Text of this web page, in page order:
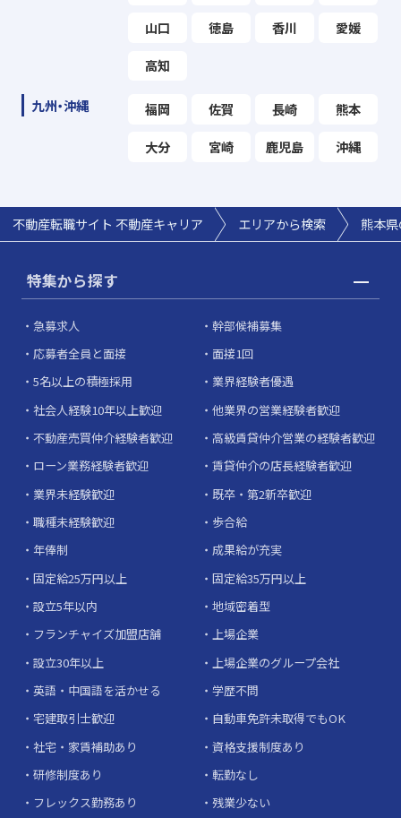
山口 徳島 香川 愛媛
高知
九州・沖縄 福岡 佐賀 長崎 熊本
大分 宮崎 鹿児島 沖縄
不動産転職サイト 不動産キャリア エリアから検索 熊本
特集から探す
急募求人
幹部候補募集
応募者全員と面接
面接1回
5名以上の積極採用
業界経験者優遇
社会人経験10年以上歓迎
他業界の営業経験者歓迎
不動産売買仲介経験者歓迎
高級賃貸仲介営業の経験者歓迎
ローン業務経験者歓迎
賃貸仲介の店長経験者歓迎
業界未経験歓迎
既卒・第2新卒歓迎
職種未経験歓迎
歩合給
年俸制
成果給が充実
固定給25万円以上
固定給35万円以上
設立5年以内
地域密着型
フランチャイズ加盟店舗
上場企業
設立30年以上
上場企業のグループ会社
英語・中国語を活かせる
学歴不問
宅建取引士歓迎
自動車免許未取得でもOK
社宅・家賃補助あり
資格支援制度あり
研修制度あり
転勤なし
フレックス勤務あり
残業少ない